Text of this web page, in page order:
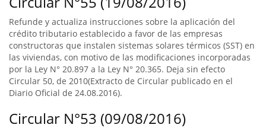
Refunde y actualiza instrucciones sobre la aplicación del
crédito tributario establecido a favor de las empresas
constructoras que instalen sistemas solares térmicos (SST) en
las viviendas, con motivo de las modificaciones incorporadas
por la Ley N° 20.897 a la Ley N° 20.365. Deja sin efecto
Circular 50, de 2010(Extracto de Circular publicado en el
Diario Oficial de 24.08.2016).
Circular N°53 (09/08/2016)